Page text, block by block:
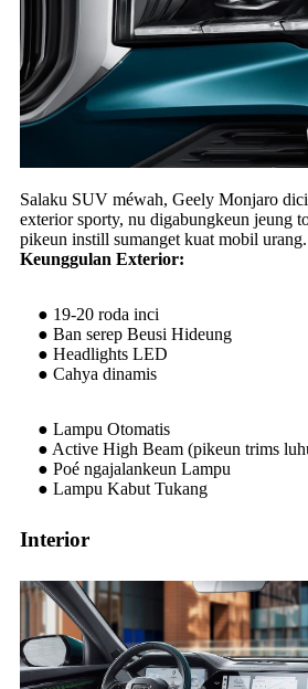
Salaku SUV méwah, Geely Monjaro
exterior sporty, nu digabungkeun jeung
pikeun instill sumanget kuat mobil urang.
Keunggulan Exterior:
● 19-20 roda inci
● Ban serep Beusi Hideung
● Headlights LED
● Cahya dinamis
● Lampu Otomatis
● Active High Beam (pikeun trims
● Poé ngajalankeun Lampu
● Lampu Kabut Tukang
Interior